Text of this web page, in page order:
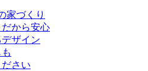
家づくり
だから安心
デザイン
さい